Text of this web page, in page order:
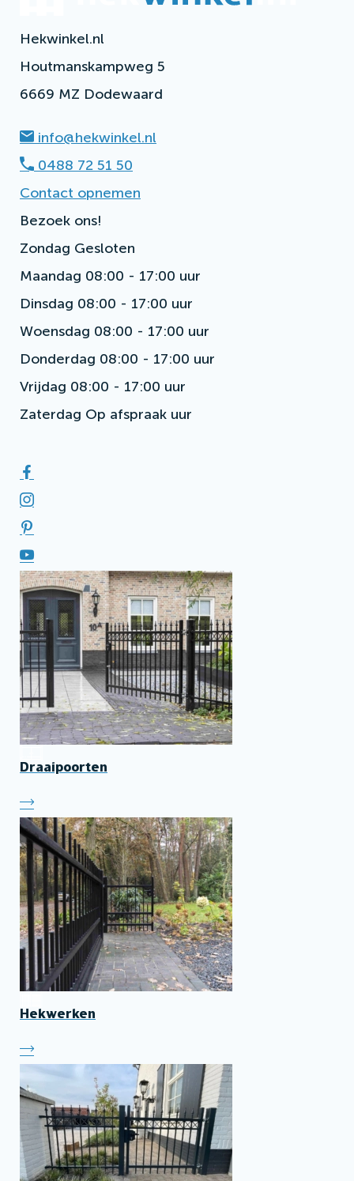
Hekwinkel.nl
Houtmanskampweg 5
6669 MZ Dodewaard
info@hekwinkel.nl
0488 72 51 50
Contact opnemen
Bezoek ons!
Zondag Gesloten
Maandag 08:00 - 17:00 uur
Dinsdag 08:00 - 17:00 uur
Woensdag 08:00 - 17:00 uur
Donderdag 08:00 - 17:00 uur
Vrijdag 08:00 - 17:00 uur
Zaterdag Op afspraak uur
Draaipoorten
Hekwerken